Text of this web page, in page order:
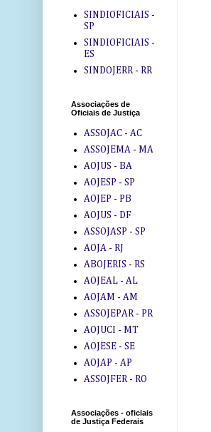
SINDIOFICIAIS -
SP
SINDIOFICIAIS -
ES
SINDOJERR - RR
Associações de
Oficiais de Justiça
ASSOJAC - AC
ASSOJEMA - MA
AOJUS - BA
AOJESP - SP
AOJEP - PB
AOJUS - DF
ASSOJASP - SP
AOJA - RJ
ABOJERIS - RS
AOJEAL - AL
AOJAM - AM
ASSOJEPAR - PR
AOJUCI - MT
AOJESE - SE
AOJAP - AP
ASSOJFER - RO
Associações - oficiais
de Justiça Federais